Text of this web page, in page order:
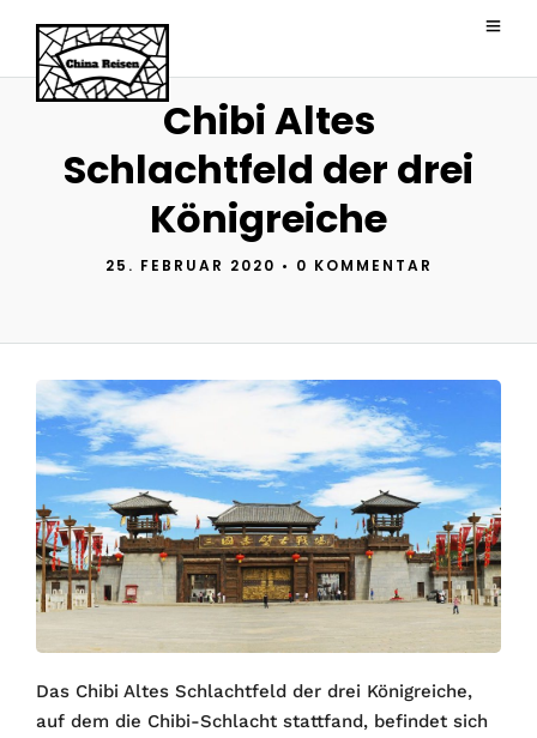
Chibi Altes
Schlachtfeld der drei
Königreiche
25. FEBRUAR 2020 • 0 KOMMENTAR
Das Chibi Altes Schlachtfeld der drei Königreiche,
auf dem die Chibi-Schlacht stattfand, befindet sich